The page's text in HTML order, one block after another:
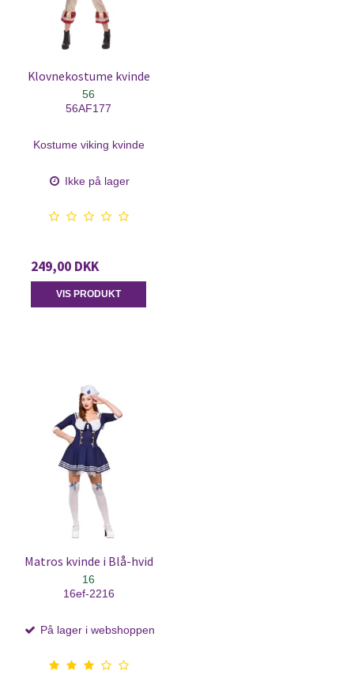
Klovnekostume kvinde
56
56AF177
Kostume viking kvinde
Ikke på lager
249,00 DKK
VIS PRODUKT
Matros kvinde i Blå-hvid
16
16ef-2216
På lager i webshoppen